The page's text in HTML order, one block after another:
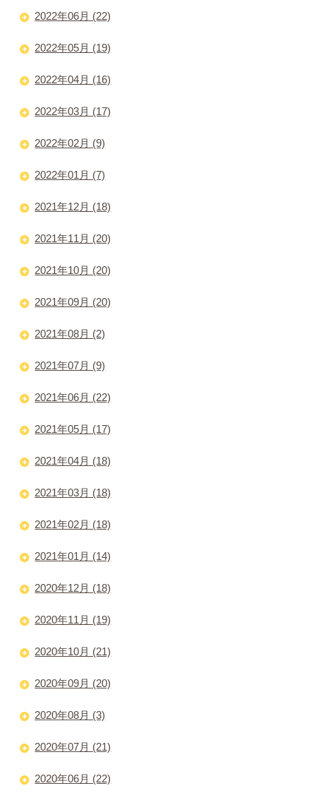
2022年06月 (22)
2022年05月 (19)
2022年04月 (16)
2022年03月 (17)
2022年02月 (9)
2022年01月 (7)
2021年12月 (18)
2021年11月 (20)
2021年10月 (20)
2021年09月 (20)
2021年08月 (2)
2021年07月 (9)
2021年06月 (22)
2021年05月 (17)
2021年04月 (18)
2021年03月 (18)
2021年02月 (18)
2021年01月 (14)
2020年12月 (18)
2020年11月 (19)
2020年10月 (21)
2020年09月 (20)
2020年08月 (3)
2020年07月 (21)
2020年06月 (22)